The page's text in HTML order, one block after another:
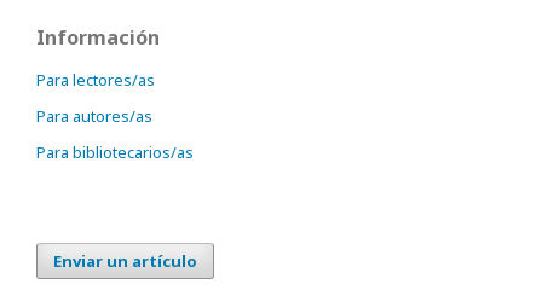
Información
Para lectores/as
Para autores/as
Para bibliotecarios/as
Enviar un artículo